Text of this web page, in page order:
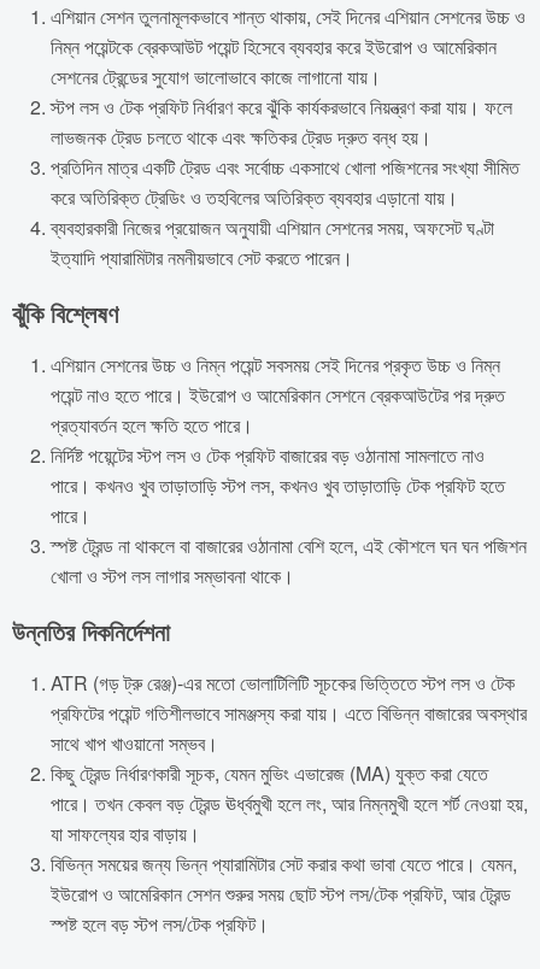
এশিয়ান সেশন তুলনামূলকভাবে শান্ত থাকায়, সেই দিনের এশিয়ান সেশনের উচ্চ ও
নিম্ন পয়েন্টকে ব্রেকআউট পয়েন্ট হিসেবে ব্যবহার করে ইউরোপ ও আমেরিকান
সেশনের ট্রেন্ডের সুযোগ ভালোভাবে কাজে লাগানো যায়।
স্টপ লস ও টেক প্রফিট নির্ধারণ করে ঝুঁকি কার্যকরভাবে নিয়ন্ত্রণ করা যায়। ফলে
লাভজনক ট্রেড চলতে থাকে এবং ক্ষতিকর ট্রেড দ্রুত বন্ধ হয়।
প্রতিদিন মাত্র একটি ট্রেড এবং সর্বোচ্চ একসাথে খোলা পজিশনের সংখ্যা সীমিত
করে অতিরিক্ত ট্রেডিং ও তহবিলের অতিরিক্ত ব্যবহার এড়ানো যায়।
ব্যবহারকারী নিজের প্রয়োজন অনুযায়ী এশিয়ান সেশনের সময়, অফসেট ঘণ্টা
ইত্যাদি প্যারামিটার নমনীয়ভাবে সেট করতে পারেন।
ঝুঁকি বিশ্লেষণ
এশিয়ান সেশনের উচ্চ ও নিম্ন পয়েন্ট সবসময় সেই দিনের প্রকৃত উচ্চ ও নিম্ন
পয়েন্ট নাও হতে পারে। ইউরোপ ও আমেরিকান সেশনে ব্রেকআউটের পর দ্রুত
প্রত্যাবর্তন হলে ক্ষতি হতে পারে।
নির্দিষ্ট পয়েন্টের স্টপ লস ও টেক প্রফিট বাজারের বড় ওঠানামা সামলাতে নাও
পারে। কখনও খুব তাড়াতাড়ি স্টপ লস, কখনও খুব তাড়াতাড়ি টেক প্রফিট হতে
পারে।
স্পষ্ট ট্রেন্ড না থাকলে বা বাজারের ওঠানামা বেশি হলে, এই কৌশলে ঘন ঘন পজিশন
খোলা ও স্টপ লস লাগার সম্ভাবনা থাকে।
উন্নতির দিকনির্দেশনা
ATR (গড় ট্রু রেঞ্জ)-এর মতো ভোলাটিলিটি সূচকের ভিত্তিতে স্টপ লস ও টেক
প্রফিটের পয়েন্ট গতিশীলভাবে সামঞ্জস্য করা যায়। এতে বিভিন্ন বাজারের অবস্থার
সাথে খাপ খাওয়ানো সম্ভব।
কিছু ট্রেন্ড নির্ধারণকারী সূচক, যেমন মুভিং এভারেজ (MA) যুক্ত করা যেতে
পারে। তখন কেবল বড় ট্রেন্ড ঊর্ধ্বমুখী হলে লং, আর নিম্নমুখী হলে শর্ট নেওয়া হয়,
যা সাফল্যের হার বাড়ায়।
বিভিন্ন সময়ের জন্য ভিন্ন প্যারামিটার সেট করার কথা ভাবা যেতে পারে। যেমন,
ইউরোপ ও আমেরিকান সেশন শুরুর সময় ছোট স্টপ লস/টেক প্রফিট, আর ট্রেন্ড
স্পষ্ট হলে বড় স্টপ লস/টেক প্রফিট।